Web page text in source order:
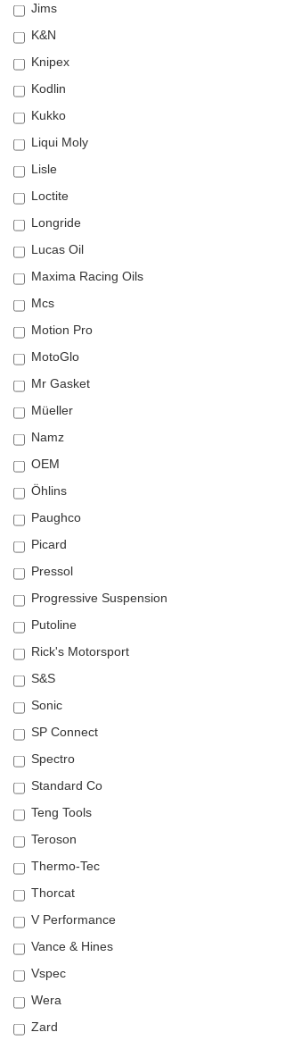
Jims
K&N
Knipex
Kodlin
Kukko
Liqui Moly
Lisle
Loctite
Longride
Lucas Oil
Maxima Racing Oils
Mcs
Motion Pro
MotoGlo
Mr Gasket
Müeller
Namz
OEM
Öhlins
Paughco
Picard
Pressol
Progressive Suspension
Putoline
Rick's Motorsport
S&S
Sonic
SP Connect
Spectro
Standard Co
Teng Tools
Teroson
Thermo-Tec
Thorcat
V Performance
Vance & Hines
Vspec
Wera
Zard